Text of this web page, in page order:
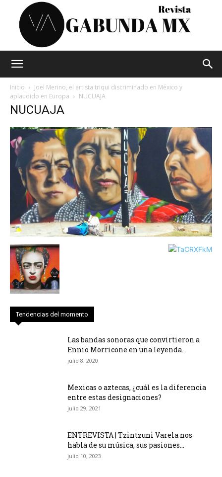
Inicio
Joel Merino, el artista triqui discriminado en México y
aplaudido en Europa
NUCUAJA
NUCUAJA
Tendencias del momento
Las bandas sonoras que convirtieron a
Ennio Morricone en una leyenda...
julio 8, 2020
Mexicas o aztecas, ¿cuál es la diferencia
entre estas designaciones?
julio 29, 2021
ENTREVISTA | Tzintzuni Varela nos
habla de su música, sus pasiones...
julio 10, 2023